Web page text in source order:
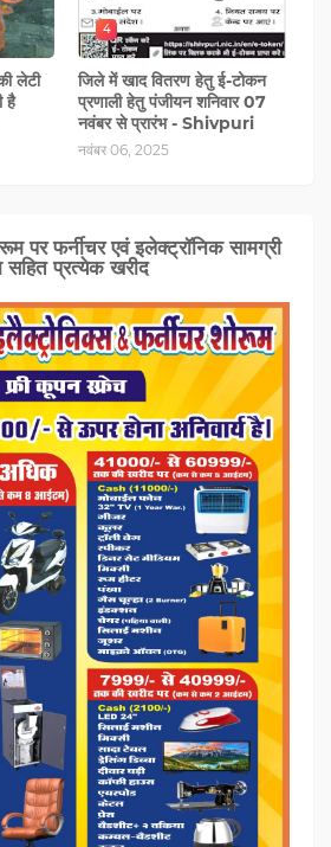
लेटी
है
4
जिले में खाद वितरण हेतु ई-टोकन
प्रणाली हेतु पंजीयन शनिवार 07
नवंबर से प्रारंभ - Shivpuri
नवंबर 06, 2025
पर फर्नीचर एवं इलेक्ट्रॉनिक सामग्री
सहित प्रत्‍येक खरीद